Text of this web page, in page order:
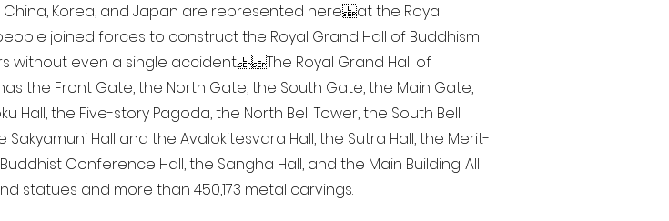
Korea, and Japan are represented here at the Royal
joined forces to construct the Royal Grand Hall of Buddhism
without even a single accident. The Royal Grand Hall of
the Front Gate, the North Gate, the South Gate, the Main Gate,
Hall, the Five-story Pagoda, the North Bell Tower, the South Bell
Hall and the Avalokitesvara Hall, the Sutra Hall, the Merit-
Conference Hall, the Sangha Hall, and the Main Building. All
statues and more than 450,173 metal carvings.